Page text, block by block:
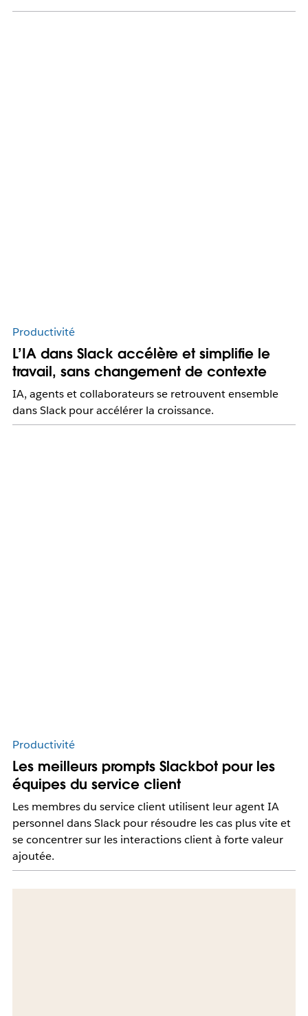
Productivité
L’IA dans Slack accélère et simplifie le
travail, sans changement de contexte
IA, agents et collaborateurs se retrouvent ensemble
dans Slack pour accélérer la croissance.
Productivité
Les meilleurs prompts Slackbot pour les
équipes du service client
Les membres du service client utilisent leur agent IA
personnel dans Slack pour résoudre les cas plus vite et
se concentrer sur les interactions client à forte valeur
ajoutée.